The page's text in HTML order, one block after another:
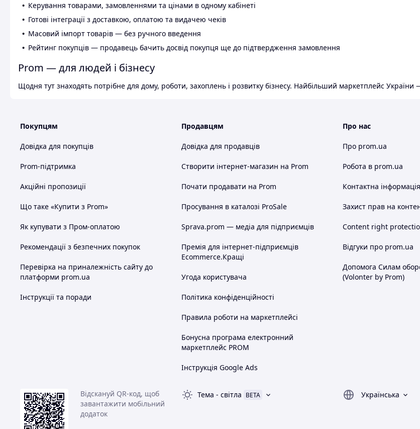
Керування товарами, замовленнями та цінами в одному кабінеті
Готові інтеграції з доставкою, оплатою та видачею чеків
Масовий імпорт товарів — без ручного введення
Рейтинг покупців — продавець бачить досвід покупця ще до підтвердження замовлення
Prom — для людей і бізнесу
Щодня тут знаходять потрібне для дому, роботи, захоплень і розвитку бізнесу. Найбільший маркетплейс України
Покупцям
Довідка для покупців
Prom-підтримка
Акційні пропозиції
Що таке «Купити з Prom»
Як купувати з Пром-оплатою
Рекомендації з безпечних покупок
Перевірка на приналежність сайту до
платформи prom.ua
Інструкції та поради
Продавцям
Довідка для продавців
Створити інтернет-магазин на Prom
Почати продавати на Prom
Просування в каталозі ProSale
Sprava.prom — медіа для підприємців
Премія для інтернет-підприємців
Ecommerce.Кращі
Угода користувача
Політика конфіденційності
Правила роботи на маркетплейсі
Бонусна програма електронний
маркетплейс PROM
Інструкція Google Ads
Про нас
Про prom.ua
Робота в prom.ua
Контактна інформація
Захист прав на
Content right
Відгуки про prom.ua
Допомога Силам
(Volonter by Prom)
Відскануй QR-код, щоб
завантажити мобільний
додаток
Тема - світла BETA
Українська